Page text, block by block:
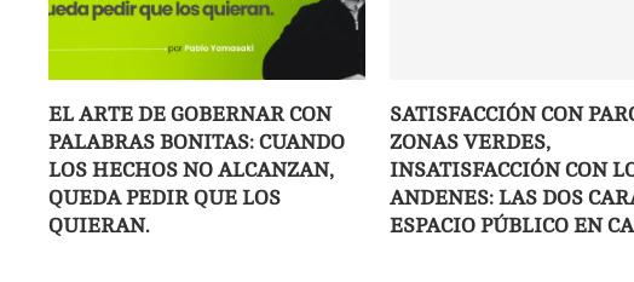
EL ARTE DE GOBERNAR CON
PALABRAS BONITAS: CUANDO
LOS HECHOS NO ALCANZAN,
QUEDA PEDIR QUE LOS
QUIERAN.
SATISFACCIÓN CON
ZONAS VERDES,
INSATISFACCIÓN CON
ANDENES: LAS DOS
ESPACIO PÚBLICO EN